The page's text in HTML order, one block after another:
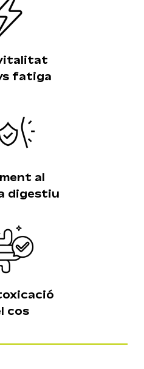
productes a
fatiga
al
digestiu
cos